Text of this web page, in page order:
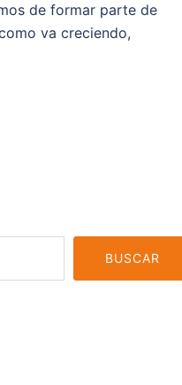
de formar parte de
va creciendo,
BUSCAR